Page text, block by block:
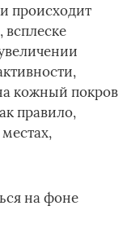
происходит
всплеске
кожный покров
правило,
на фоне